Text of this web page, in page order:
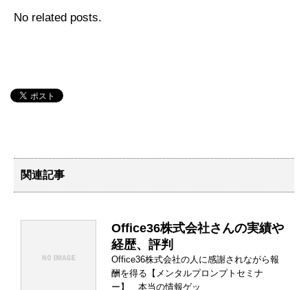
No related posts.
関連記事
Office36株式会社さんの実績や
経歴、評判
Office36株式会社の人に感謝されながら報
酬を得る【メンタルプロンプトセミナ
ー】 本当の情報ゲッ